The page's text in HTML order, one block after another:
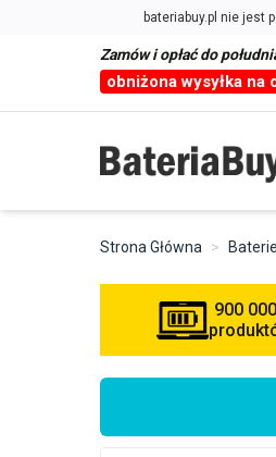
Zamów i opłać do
obniżona wysyłka
Strona Główna
900